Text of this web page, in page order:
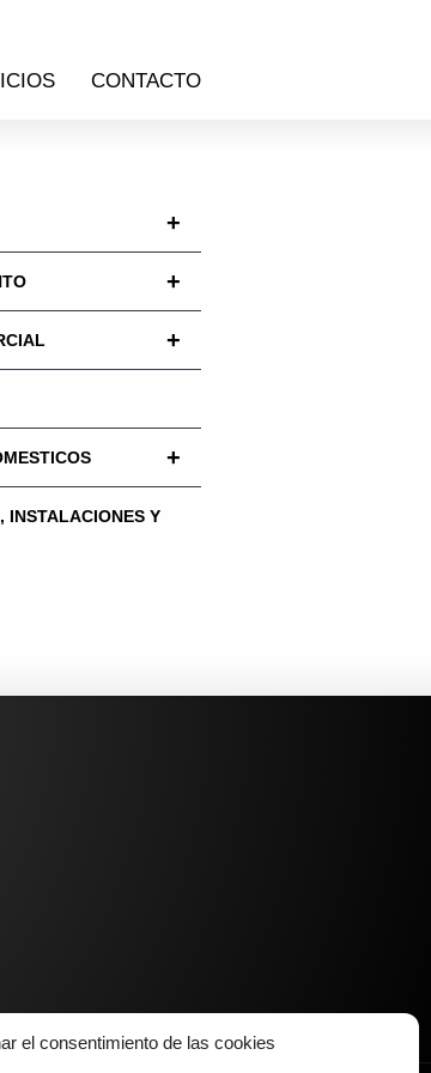
el consentimiento de las cookies
CONTACTO
+
+
+
+
INSTALACIONES Y